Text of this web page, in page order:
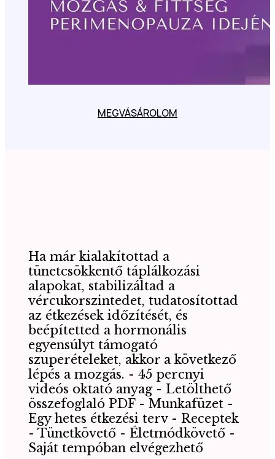
MEGVÁSÁROLOM
Ha már kialakítottad a
tünetcsökkentő táplálkozási
alapokat, stabilizáltad a
vércukorszintedet, tudatosítottad
az étkezések időzítését, és
beépítetted a hormonális
egyensúlyt támogató
szuperételeket, akkor a következő
lépés a mozgás. - 45 percnyi
videós oktató anyag - Letölthető
összefoglaló PDF - Munkafüzet -
Egy hetes étkezési terv - Receptek
- Tünetkövető - Életmódkövető -
Saját tempóban elvégezhető